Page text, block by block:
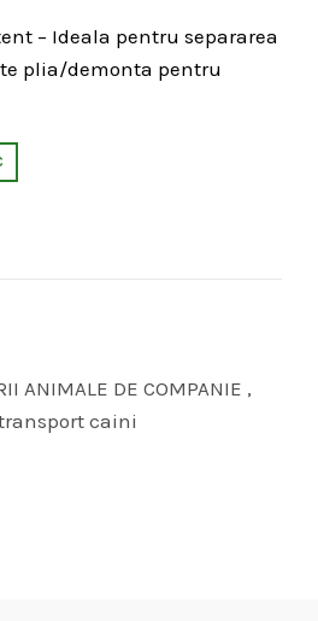
– Ideala pentru separarea
plia/demonta pentru
ANIMALE DE COMPANIE ,
caini